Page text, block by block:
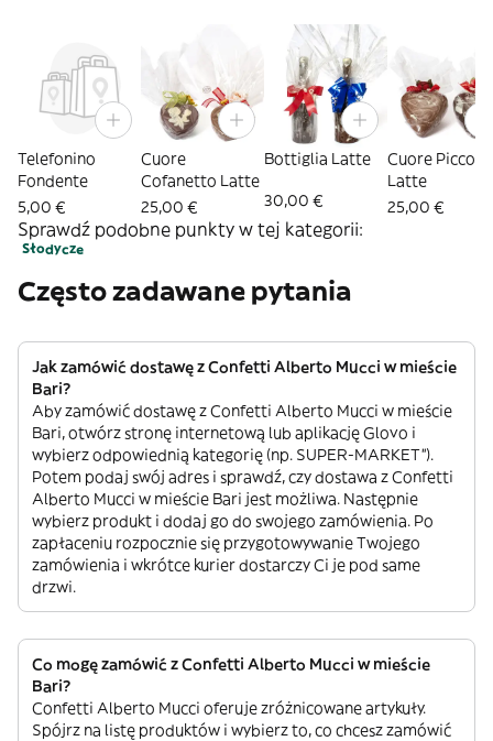
Telefonino
Fondente
5,00 €
Cuore
Cofanetto Latte
25,00 €
Bottiglia Latte
30,00 €
Cuore Piccolo
Latte
25,00 €
Sprawdź podobne punkty w tej kategorii:
Słodycze
Często zadawane pytania
Jak zamówić dostawę z Confetti Alberto Mucci w mieście
Bari?
Aby zamówić dostawę z Confetti Alberto Mucci w mieście
Bari, otwórz stronę internetową lub aplikację Glovo i
wybierz odpowiednią kategorię (np. SUPER-MARKET”).
Potem podaj swój adres i sprawdź, czy dostawa z Confetti
Alberto Mucci w mieście Bari jest możliwa. Następnie
wybierz produkt i dodaj go do swojego zamówienia. Po
zapłaceniu rozpocznie się przygotowywanie Twojego
zamówienia i wkrótce kurier dostarczy Ci je pod same
drzwi.
Co mogę zamówić z Confetti Alberto Mucci w mieście
Bari?
Confetti Alberto Mucci oferuje zróżnicowane artykuły.
Spójrz na listę produktów i wybierz to, co chcesz zamówić